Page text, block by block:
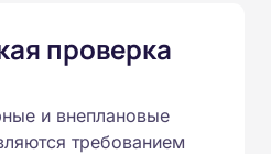
проверка
и внеплановые
требованием